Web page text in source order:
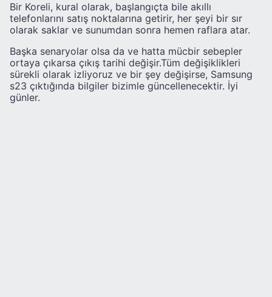
Bir Koreli, kural olarak, başlangıçta bile akıllı
telefonlarını satış noktalarına getirir, her şeyi bir sır
olarak saklar ve sunumdan sonra hemen raflara atar.
Başka senaryolar olsa da ve hatta mücbir sebepler
ortaya çıkarsa çıkış tarihi değişir.Tüm değişiklikleri
sürekli olarak izliyoruz ve bir şey değişirse, Samsung
s23 çıktığında bilgiler bizimle güncellenecektir. İyi
günler.